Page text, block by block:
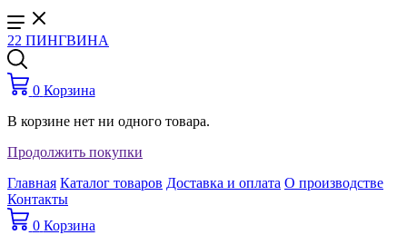
22 ПИНГВИНА
0 Корзина
В корзине нет ни одного товара.
Продолжить покупки
Главная Каталог товаров Доставка и оплата О производстве
Контакты
0 Корзина